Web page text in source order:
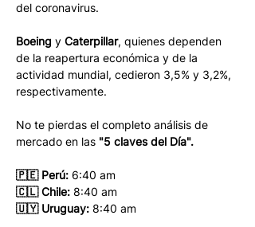
del coronavirus.
Boeing y Caterpillar, quienes dependen
de la reapertura económica y de la
actividad mundial, cedieron 3,5% y 3,2%,
respectivamente.
No te pierdas el completo análisis de
mercado en las "5 claves del Día".
🇵🇪 Perú: 6:40 am
🇨🇱 Chile: 8:40 am
🇺🇾 Uruguay: 8:40 am